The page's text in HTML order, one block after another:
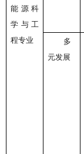
能源科
学与工
程专业
多
元发展